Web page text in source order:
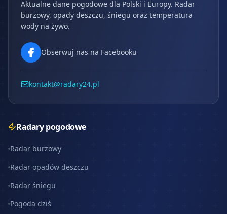
Aktualne dane pogodowe dla Polski i Europy. Radar
burzowy, opady deszczu, śniegu oraz temperatura
wody na żywo.
Obserwuj nas na Facebooku
kontakt@radary24.pl
Radary pogodowe
Radar burzowy
Radar opadów deszczu
Radar śniegu
Pogoda dziś